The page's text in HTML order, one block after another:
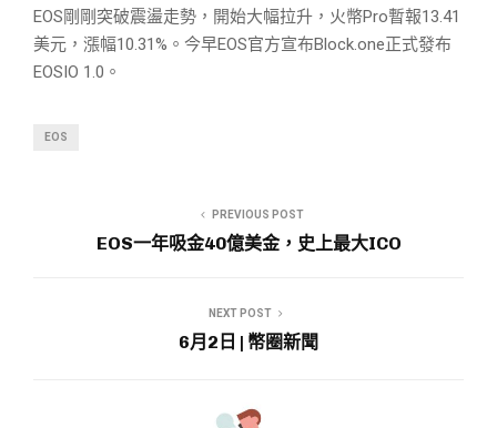
EOS剛剛突破震盪走勢，開始大幅拉升，火幣Pro暫報13.41
美元，漲幅10.31%。今早EOS官方宣布Block.one正式發布
EOSIO 1.0。
EOS
PREVIOUS POST
EOS一年吸金40億美金，史上最大ICO
NEXT POST
6月2日 | 幣圈新聞